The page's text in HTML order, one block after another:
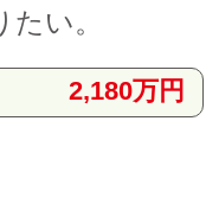
い。
2,180万円